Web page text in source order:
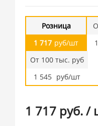
Розница
1 717 руб/шт
От 100 тыс. руб
1 545 руб/шт
1 717 руб./